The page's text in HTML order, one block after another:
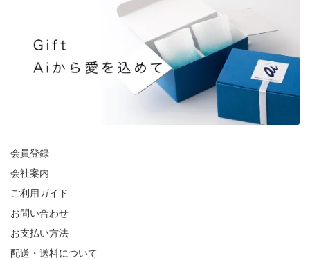
会員登録
会社案内
ご利用ガイド
お問い合わせ
お支払い方法
配送・送料について